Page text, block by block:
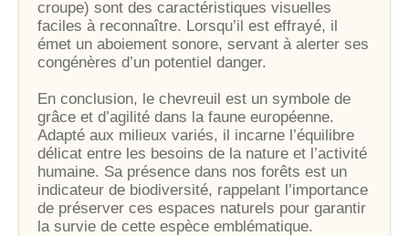
croupe) sont des caractéristiques visuelles
faciles à reconnaître. Lorsqu’il est effrayé, il
émet un aboiement sonore, servant à alerter ses
congénères d’un potentiel danger.
En conclusion, le chevreuil est un symbole de
grâce et d’agilité dans la faune européenne.
Adapté aux milieux variés, il incarne l’équilibre
délicat entre les besoins de la nature et l’activité
humaine. Sa présence dans nos forêts est un
indicateur de biodiversité, rappelant l’importance
de préserver ces espaces naturels pour garantir
la survie de cette espèce emblématique.